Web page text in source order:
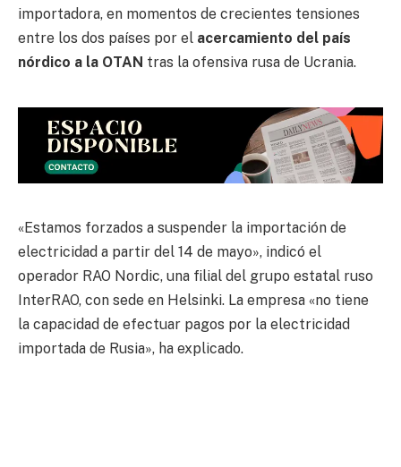
importadora, en momentos de crecientes tensiones
entre los dos países por el acercamiento del país
nórdico a la OTAN tras la ofensiva rusa de Ucrania.
«Estamos forzados a suspender la importación de
electricidad a partir del 14 de mayo», indicó el
operador RAO Nordic, una filial del grupo estatal ruso
InterRAO, con sede en Helsinki. La empresa «no tiene
la capacidad de efectuar pagos por la electricidad
importada de Rusia», ha explicado.